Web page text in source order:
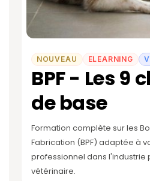
NOUVEAU ELEARNING
BPF - Les 9
de base
Formation complète sur les
Fabrication (BPF) adaptée à
professionnel dans
vétérinaire.